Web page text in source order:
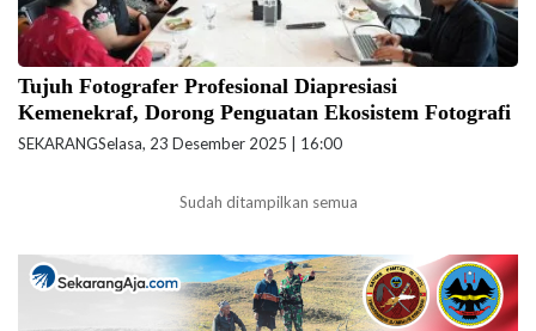
Tujuh Fotografer Profesional Diapresiasi
Kemenekraf, Dorong Penguatan Ekosistem Fotografi
SEKARANGSelasa, 23 Desember 2025 | 16:00
Sudah ditampilkan semua